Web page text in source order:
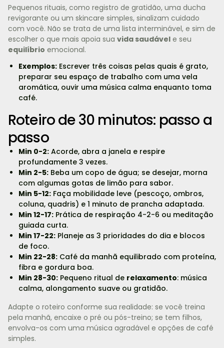
Pequenos rituais, como registro de gratidão, uma ducha
revigorante ou um skincare simples, sinalizam cuidado
com você. Não se trata de uma lista interminável, e sim de
escolher o que mais apoia sua vida saudável e seu
equilíbrio emocional.
Exemplos:Escrever três coisas pelas quais é grato,
preparar seu espaço de trabalho com uma vela
aromática, ouvir uma música calma enquanto toma
café.
Roteiro de 30 minutos: passo a
passo
Min 0-2:Acorde, abra a janela e respire
profundamente 3 vezes.
Min 2-5:Beba um copo de água; se desejar, morna
com algumas gotas de limão para sabor.
Min 5-12:Faça mobilidade leve (pescoço, ombros,
coluna, quadris) e 1 minuto de prancha adaptada.
Min 12-17:Prática de respiração 4-2-6 ou meditação
guiada curta.
Min 17-22:Planeje as 3 prioridades do dia e blocos
de foco.
Min 22-28:Café da manhã equilibrado com proteína,
fibra e gordura boa.
Min 28-30:Pequeno ritual de relaxamento: música
calma, alongamento suave ou gratidão.
Adapte o roteiro conforme sua realidade: se você treina
pela manhã, encaixe o pré ou pós-treino; se tem filhos,
envolva-os com uma música agradável e opções de café
simples.